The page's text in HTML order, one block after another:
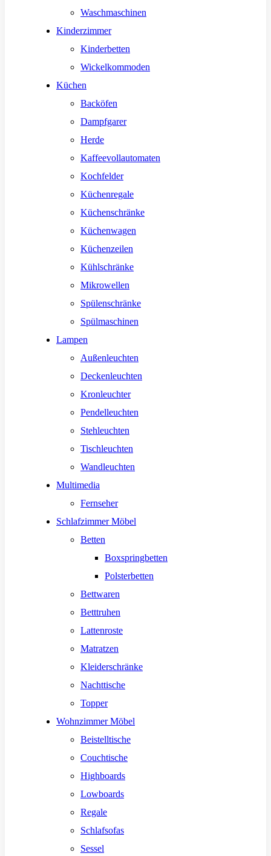
Waschmaschinen
Kinderzimmer
Kinderbetten
Wickelkommoden
Küchen
Backöfen
Dampfgarer
Herde
Kaffeevollautomaten
Kochfelder
Küchenregale
Küchenschränke
Küchenwagen
Küchenzeilen
Kühlschränke
Mikrowellen
Spülenschränke
Spülmaschinen
Lampen
Außenleuchten
Deckenleuchten
Kronleuchter
Pendelleuchten
Stehleuchten
Tischleuchten
Wandleuchten
Multimedia
Fernseher
Schlafzimmer Möbel
Betten
Boxspringbetten
Polsterbetten
Bettwaren
Betttruhen
Lattenroste
Matratzen
Kleiderschränke
Nachttische
Topper
Wohnzimmer Möbel
Beistelltische
Couchtische
Highboards
Lowboards
Regale
Schlafsofas
Sessel